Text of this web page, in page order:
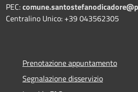
PEC:
Centralino Unico: +39 043562305
Prenotazione appuntamento
Segnalazione disservizio